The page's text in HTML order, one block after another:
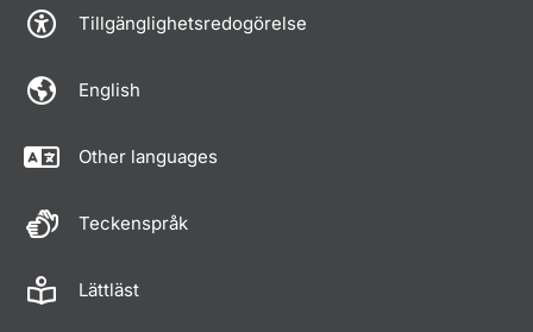
Tillgänglighetsredogörelse
English
Other languages
Teckenspråk
Lättläst